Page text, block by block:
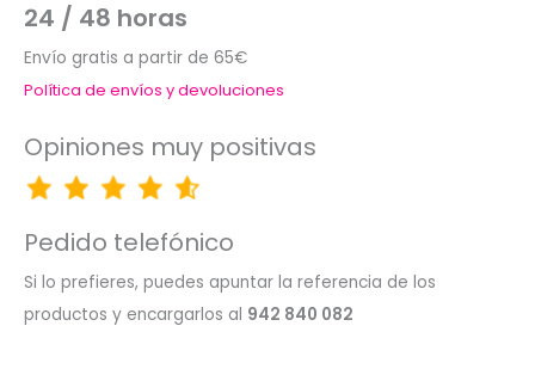
24 / 48 horas
Envío gratis a partir de 65€
Política de envíos y devoluciones
Opiniones muy positivas
Pedido telefónico
Si lo prefieres, puedes apuntar la referencia de los
productos y encargarlos al 942 840 082